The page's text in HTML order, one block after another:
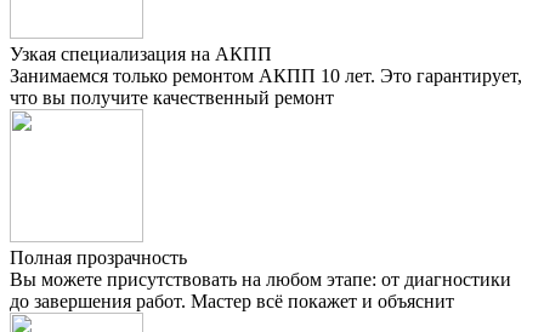
Узкая специализация на АКПП
Занимаемся только ремонтом АКПП 10 лет. Это гарантирует,
что вы получите качественный ремонт
Полная прозрачность
Вы можете присутствовать на любом этапе: от диагностики
до завершения работ. Мастер всё покажет и объяснит